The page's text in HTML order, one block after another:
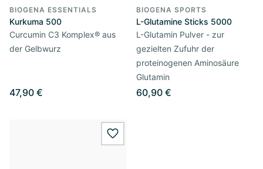
BIOGENA ESSENTIALS
Kurkuma 500
Curcumin C3 Komplex® aus
der Gelbwurz
47,90 €
BIOGENA SPORTS
L-Glutamine Sticks 5000
L-Glutamin Pulver - zur
gezielten Zufuhr der
proteinogenen Aminosäure
Glutamin
60,90 €
wishlist.add